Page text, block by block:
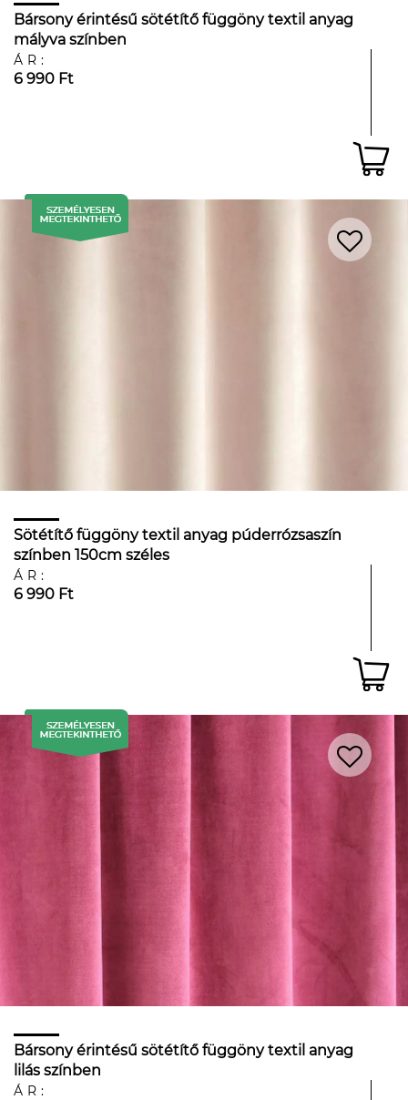
Bársony érintésű sötétítő függöny textil anyag
mályva színben
ÁR:
6 990 Ft
Sötétítő függöny textil anyag púderrózsaszín
színben 150cm széles
ÁR:
6 990 Ft
Bársony érintésű sötétítő függöny textil anyag
lilás színben
ÁR: